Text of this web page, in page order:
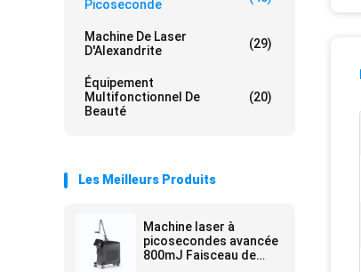
Picoseconde
Machine De Laser
D'Alexandrite
(29)
Équipement
Multifonctionnel De
Beauté
(20)
Les Meilleurs Produits
Machine laser à
picosecondes avancée
800mJ Faisceau de